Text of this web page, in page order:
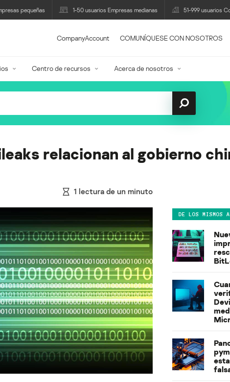
pequeñas 1-50 usuarios Empresas medianas 51-999 usuarios
CompanyAccount COMUNÍQUESE CON NOSOTROS
Centro de recursos Acerca de nosotros
relacionan al gobierno
1 lectura de un minuto
DE LOS MISMOS